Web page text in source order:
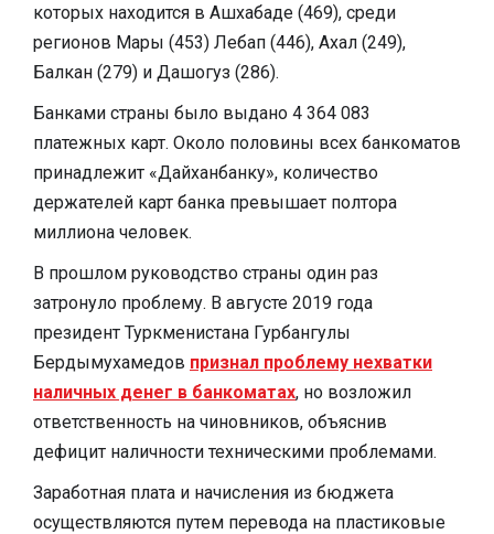
которых находится в Ашхабаде (469), среди
регионов Мары (453) Лебап (446), Ахал (249),
Балкан (279) и Дашогуз (286).
Банками страны было выдано 4 364 083
платежных карт. Около половины всех банкоматов
принадлежит «Дайханбанку», количество
держателей карт банка превышает полтора
миллиона человек.
В прошлом руководство страны один раз
затронуло проблему. В августе 2019 года
президент Туркменистана Гурбангулы
Бердымухамедов признал проблему нехватки
наличных денег в банкоматах, но возложил
ответственность на чиновников, объяснив
дефицит наличности техническими проблемами.
Заработная плата и начисления из бюджета
осуществляются путем перевода на пластиковые